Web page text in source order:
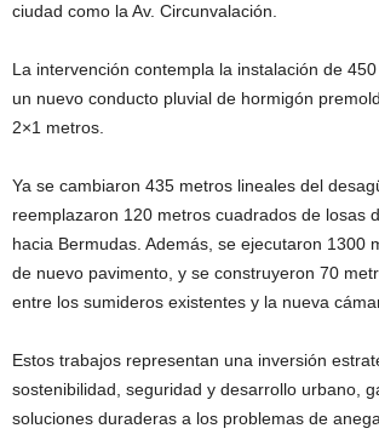
ciudad como la Av. Circunvalación.
La intervención contempla la instalación de
un nuevo conducto pluvial de hormigón
2×1 metros.
Ya se cambiaron 435 metros lineales del
reemplazaron 120 metros cuadrados de losas
hacia Bermudas. Además, se ejecutaron 1300
de nuevo pavimento, y se construyeron 70
entre los sumideros existentes y la nueva
Estos trabajos representan una inversión
sostenibilidad, seguridad y desarrollo urbano,
soluciones duraderas a los problemas de